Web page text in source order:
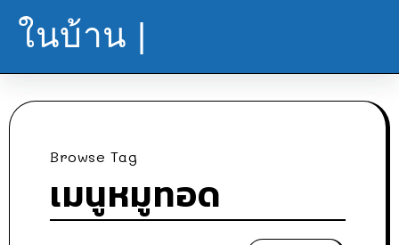
ในบ้าน |
Browse Tag
เมนูหมูทอด